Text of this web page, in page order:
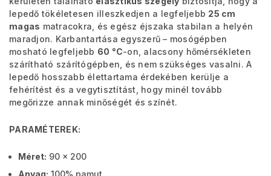
lepedő tökéletesen illeszkedjen a legfeljebb 25 cm
magas matracokra, és egész éjszaka stabilan a helyén
maradjon. Karbantartása egyszerű – mosógépben
mosható legfeljebb 60 °C-on, alacsony hőmérsékleten
szárítható szárítógépben, és nem szükséges vasalni. A
lepedő hosszabb élettartama érdekében kerülje a
fehérítést és a vegytisztítást, hogy minél tovább
megőrizze annak minőségét és színét.
PARAMÉTEREK:
Méret: 90 x 200
Anyag: 100% pamut